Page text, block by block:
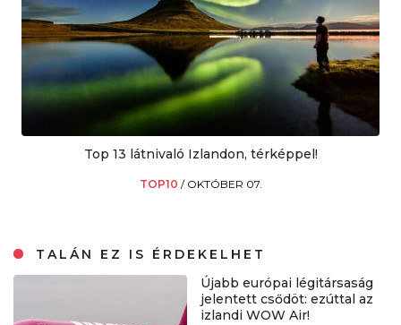
Top 13 látnivaló Izlandon, térképpel!
TOP10 / OKTÓBER 07.
TALÁN EZ IS ÉRDEKELHET
Újabb európai légitársaság
jelentett csődöt: ezúttal az
izlandi WOW Air!